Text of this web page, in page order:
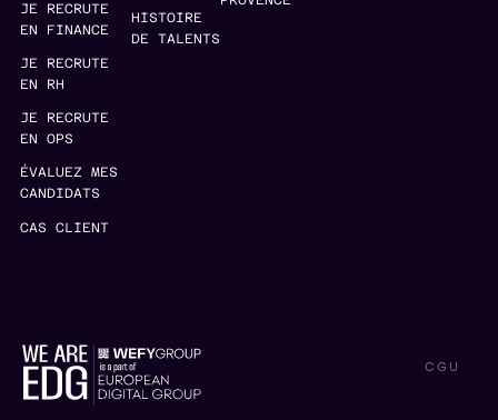
JE RECRUTE
EN FINANCE
JE RECRUTE
EN RH
JE RECRUTE
EN OPS
ÉVALUEZ MES
CANDIDATS
CAS CLIENT
HISTOIRE
DE TALENTS
CGU